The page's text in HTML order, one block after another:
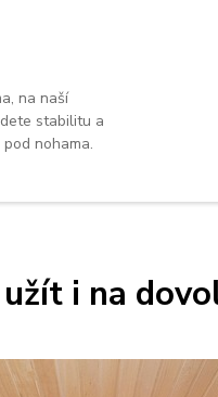
na naší
stabilitu a
nohama.
i na